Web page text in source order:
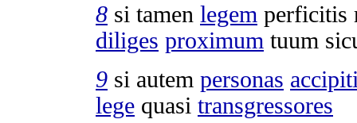
8 si tamen legem perficitis
diliges proximum tuum
9 si autem personas
lege quasi transgressores